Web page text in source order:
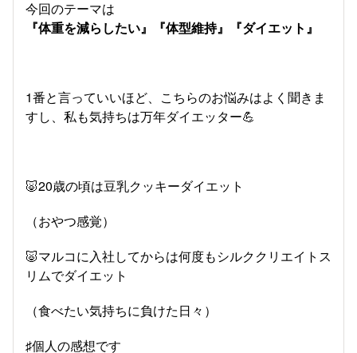
今回のテーマは
『体重を減らしたい』『体型維持』『ダイエット』
1番と言っていいほど、こちらのお悩みはよく聞きま
すし、私も気持ちは万年ダイエッター💪
🐷20歳の頃は豆乳クッキーダイエット
（おやつ感覚）
🐷マルコに入社してからは何度もシルククリエイトス
リムでダイエット
（食べたい気持ちに負けた日々）
♯個人の感想です